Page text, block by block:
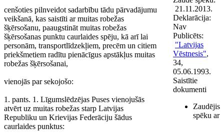
cenšoties pilnveidot sadarbību tādu pārvadājumu
veikšanā, kas saistīti ar muitas robežas
šķērsošanu, paaugstināt muitas robežas
šķērsošanas punktu caurlaides spēju, kā arī lai
personām, transportlīdzekļiem, precēm un citiem
priekšmetiem radītu pienācīgus apstākļus muitas
robežas šķērsošanai,
vienojās par sekojošo:
1. pants. 1. Līgumslēdzējas Puses vienojušās
atvērt uz muitas robežas starp Latvijas
Republiku un Krievijas Federāciju šādus
caurlaides punktus:
21.11.2013.
Deklarācija:
Nav
Publicēts:
"Latvijas
Vēstnesis",
34,
05.06.1993.
Saistītie
dokumenti
Zaudējis
spēku ar